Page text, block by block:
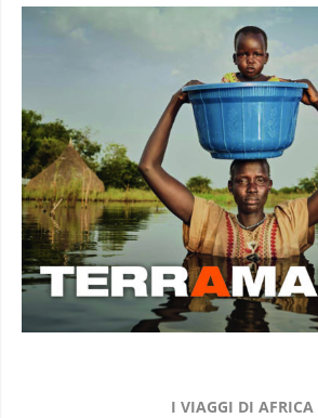
I VIAGGI DI AFRICA